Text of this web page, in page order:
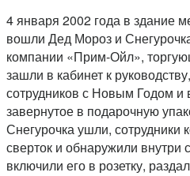
4 января 2002 года в здание
вошли Дед Мороз и
компании «Прим-Ойл»,
зашли в кабинет к
сотрудников с Новым Годом и
завернутое в подарочную
Снегурочка ушли, сотрудники
сверток и обнаружили внутри
включили его в розетку,